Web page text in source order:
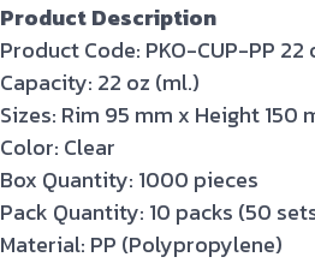
Product Description
Product Code: PKO-CUP-PP 22
Capacity: 22 oz (ml.)
Sizes: Rim 95 mm x Height 150
Color: Clear
Box Quantity: 1000 pieces
Pack Quantity: 10 packs (50
Material: PP (Polypropylene)